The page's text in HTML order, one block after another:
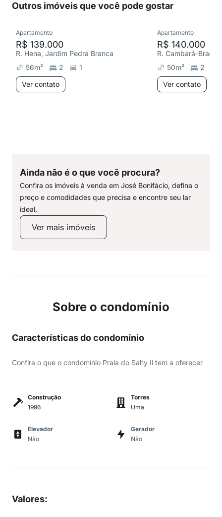
Outros imóveis que você pode gostar
Apartamento
R$ 139.000
R. Hena, Jardim Pedra Branca
56m² 2
1
Ver contato
Apartamento
R$ 140.000
50m² 2
Ver contato
Ainda não é o que você procura?
Confira os imóveis à venda em José Bonifácio, defina o
preço e comodidades que precisa e encontre seu lar
ideal.
Ver mais imóveis
Sobre o condomínio
Características do condomínio
Confira o que o condomínio Praia do Sahy Ii tem a oferecer
Construção
1996
Torres
Uma
Elevador
Não
Gerador
Não
Valores: